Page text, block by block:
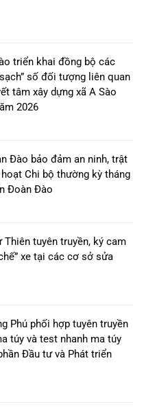
triển khai đồng bộ các
số đối tượng liên quan
tâm xây dựng xã A Sào
2026
Đào bảo đảm an ninh, trật
Chi bộ thường kỳ tháng
Đoàn Đào
Thiên tuyên truyền, ký cam
xe tại các cơ sở sửa
Phú phối hợp tuyên truyền
túy và test nhanh ma túy
Đầu tư và Phát triển